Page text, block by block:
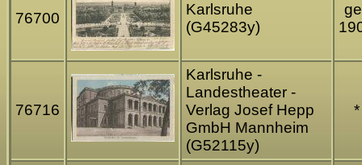
76700
Karlsruhe
(G45283y)
76716
Karlsruhe -
Landestheater -
Verlag Josef Hepp
GmbH Mannheim
(G52115y)
*